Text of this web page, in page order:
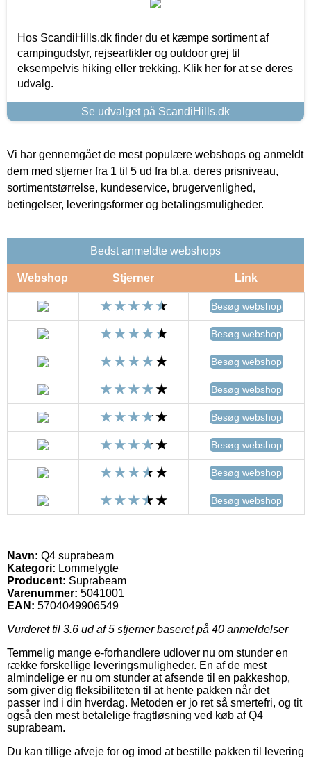
Hos ScandiHills.dk finder du et kæmpe sortiment af
campingudstyr, rejseartikler og outdoor grej til
eksempelvis hiking eller trekking. Klik her for at se deres
udvalg.
Se udvalget på ScandiHills.dk
Vi har gennemgået de mest populære webshops og anmeldt
dem med stjerner fra 1 til 5 ud fra bl.a. deres prisniveau,
sortimentstørrelse, kundeservice, brugervenlighed,
betingelser, leveringsformer og betalingsmuligheder.
Bedst anmeldte webshops
Webshop Stjerner Link
Besøg webshop
Besøg webshop
Besøg webshop
Besøg webshop
Besøg webshop
Besøg webshop
Besøg webshop
Besøg webshop
Navn: Q4 suprabeam
Kategori: Lommelygte
Producent: Suprabeam
Varenummer: 5041001
EAN: 5704049906549
Vurderet til 3.6 ud af 5 stjerner baseret på 40 anmeldelser
Temmelig mange e-forhandlere udlover nu om stunder en
række forskellige leveringsmuligheder. En af de mest
almindelige er nu om stunder at afsende til en pakkeshop,
som giver dig fleksibiliteten til at hente pakken når det
passer ind i din hverdag. Metoden er jo ret så smertefri, og tit
også den mest betalelige fragtløsning ved køb af Q4
suprabeam.
Du kan tillige afveje for og imod at bestille pakken til levering